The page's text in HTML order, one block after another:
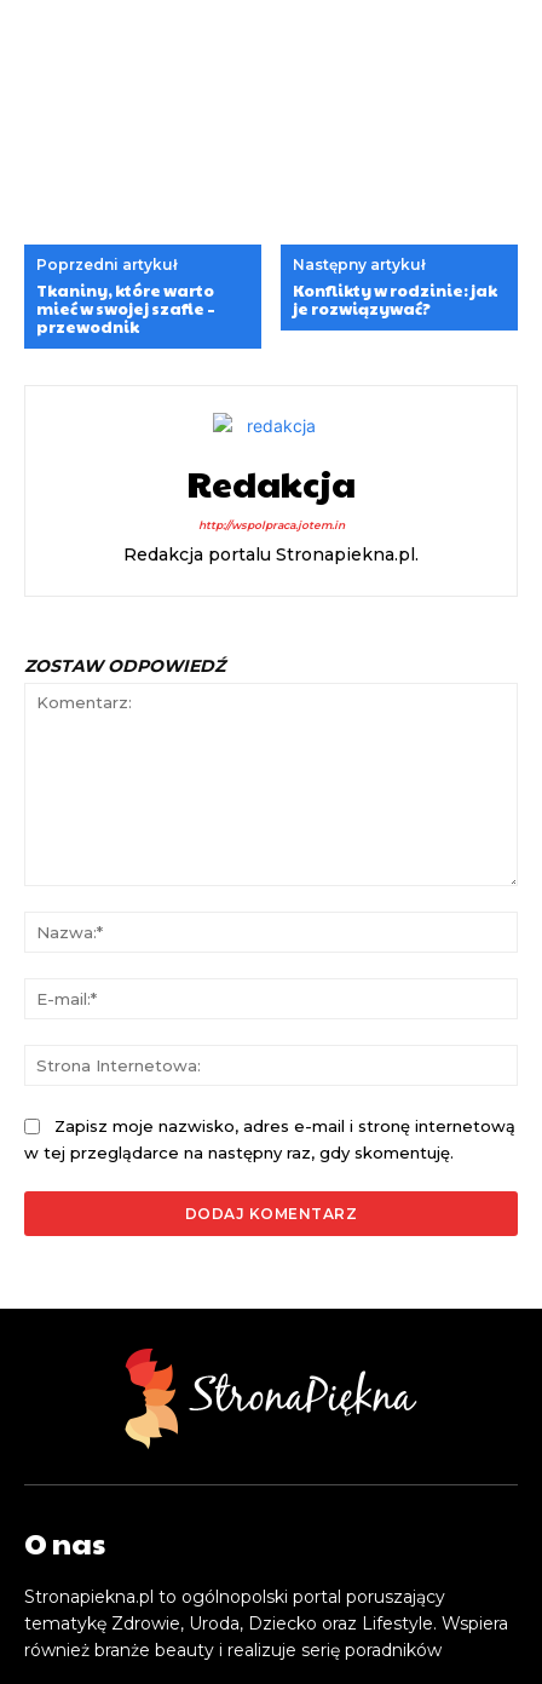
Poprzedni artykuł
Tkaniny, które warto
mieć w swojej szafie –
przewodnik
Następny artykuł
Konflikty w rodzinie: jak
je rozwiązywać?
Redakcja
http://wspolpraca.jotem.in
Redakcja portalu Stronapiekna.pl.
ZOSTAW ODPOWIEDŹ
Zapisz moje nazwisko, adres e-mail i stronę internetową
w tej przeglądarce na następny raz, gdy skomentuję.
O nas
Stronapiekna.pl to ogólnopolski portal poruszający
tematykę Zdrowie, Uroda, Dziecko oraz Lifestyle. Wspiera
również branże beauty i realizuje serię poradników